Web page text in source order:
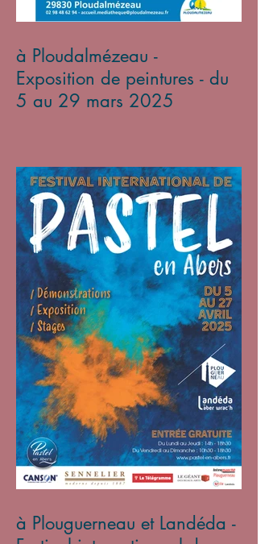
à Ploudalmézeau -
Exposition de peintures - du
5 au 29 mars 2025
à Plouguerneau et Landéda -